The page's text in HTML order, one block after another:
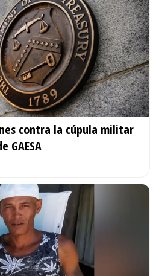
contra la cúpula militar
GAESA